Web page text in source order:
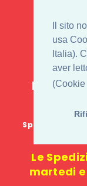
Il sito
usa
Italia).
aver
IL
E-
Spedizione
Le
martedi